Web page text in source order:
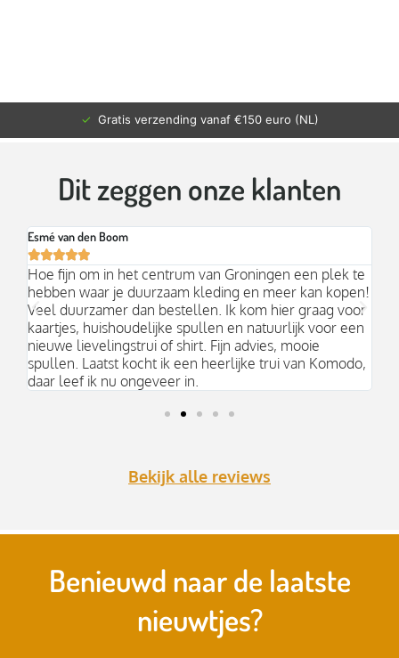
✓ Gratis verzending vanaf €150 euro (NL)
Dit zeggen onze klanten
Esmé van den Boom

Hoe fijn om in het centrum van Groningen een plek te
hebben waar je duurzaam kleding en meer kan kopen!
Veel duurzamer dan bestellen. Ik kom hier graag voor
kaartjes, huishoudelijke spullen en natuurlijk voor een
nieuwe lievelingstrui of shirt. Fijn advies, mooie
spullen. Laatst kocht ik een heerlijke trui van Komodo,
daar leef ik nu ongeveer in.
Bekijk alle reviews
Benieuwd naar de laatste
nieuwtjes?